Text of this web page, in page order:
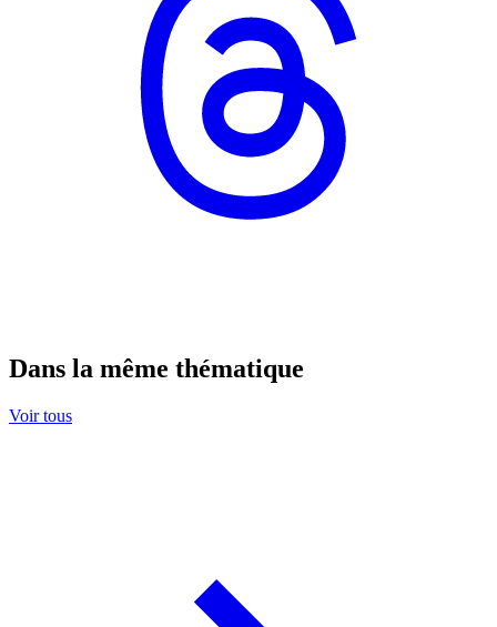
Dans la même thématique
Voir tous